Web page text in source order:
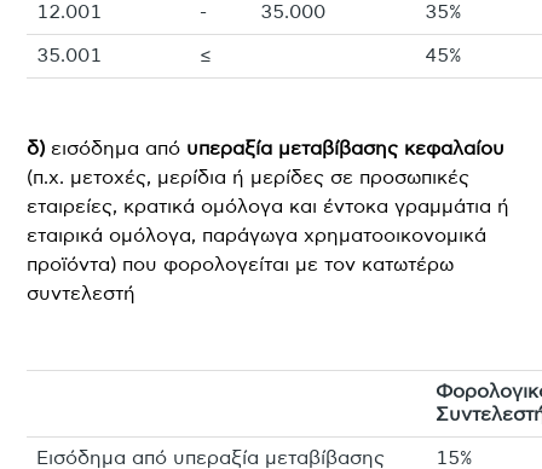
12.001 - 35.000 35%
35.001 ≤ 45%
δ) εισόδημα από υπεραξία μεταβίβασης κεφαλαίου
(π.χ. μετοχές, μερίδια ή μερίδες σε προσωπικές
εταιρείες, κρατικά ομόλογα και έντοκα γραμμάτια ή
εταιρικά ομόλογα, παράγωγα χρηματοοικονομικά
προϊόντα) που φορολογείται με τον κατωτέρω
συντελεστή
Εισόδημα από υπεραξία μεταβίβασης
15%